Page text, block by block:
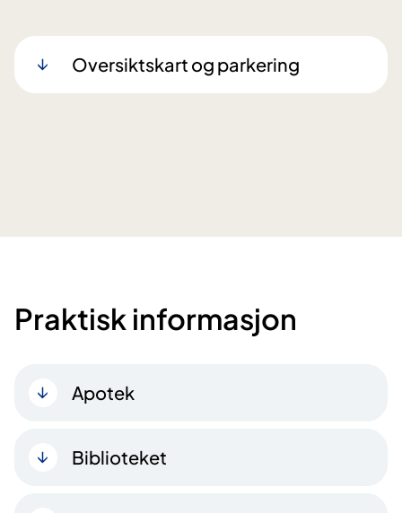
Oversiktskart og parkering
Praktisk informasjon
Apotek
Biblioteket